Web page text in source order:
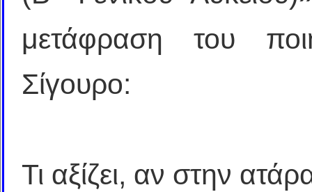
μετάφραση του
Σίγουρο:
Τι αξίζει, αν στην